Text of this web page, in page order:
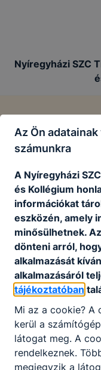
Nyíregyházi SZC
Az Ön
számunkra
A Nyíregyházi
és Kollégium
információkat
eszközén, amely
minősülhetnek.
dönteni arról,
alkalmazását
alkalmazásáról
tájékoztatóban
Mi az a cookie? A
kerül a
látogat meg. A
rendelkeznek.
megjegyzik a